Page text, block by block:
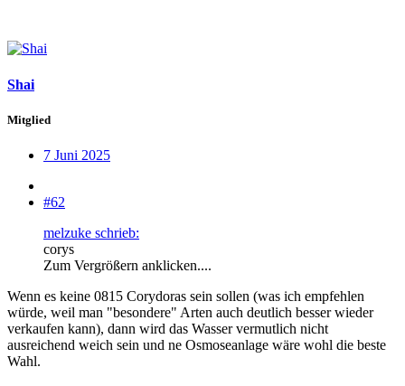
Shai
Mitglied
7 Juni 2025
#62
melzuke schrieb:
corys
Zum Vergrößern anklicken....
Wenn es keine 0815 Corydoras sein sollen (was ich empfehlen
würde, weil man "besondere" Arten auch deutlich besser wieder
verkaufen kann), dann wird das Wasser vermutlich nicht
ausreichend weich sein und ne Osmoseanlage wäre wohl die beste
Wahl.